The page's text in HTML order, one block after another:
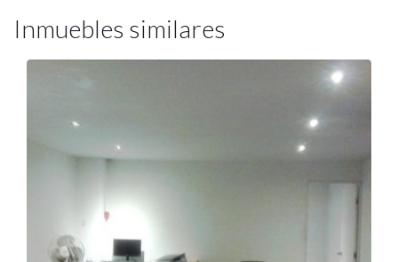
Inmuebles similares